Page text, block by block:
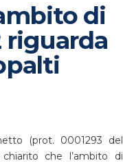
di
riguarda
(prot. 0001293 del
che l’ambito di